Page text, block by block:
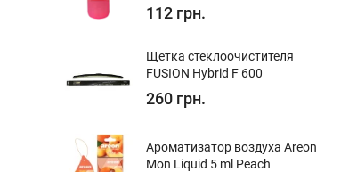
112 грн.
Щетка стеклоочистителя
FUSION Hybrid F 600
260 грн.
Ароматизатор воздуха Areon
Mon Liquid 5 ml Peach